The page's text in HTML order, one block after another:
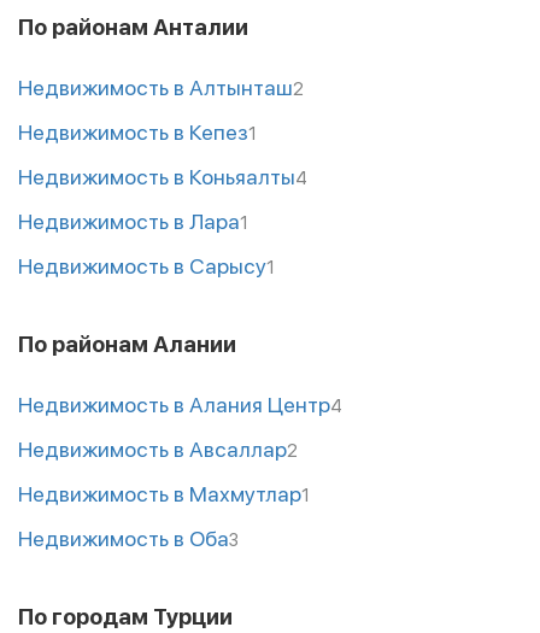
По районам Анталии
Недвижимость в Алтынташ2
Недвижимость в Кепез1
Недвижимость в Коньяалты4
Недвижимость в Лара1
Недвижимость в Сарысу1
По районам Алании
Недвижимость в Алания Центр4
Недвижимость в Авсаллар2
Недвижимость в Махмутлар1
Недвижимость в Оба3
По городам Турции